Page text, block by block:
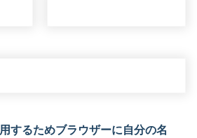
するためブラウザーに自分の名